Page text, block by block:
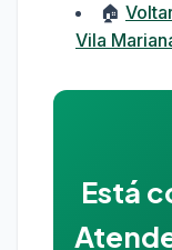
🏠
Vila
Está